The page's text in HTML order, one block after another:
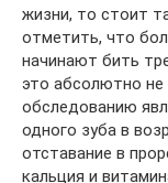
жизни, то стоит
отметить, что
начинают бить
это абсолютно не
обследованию
одного зуба в
отставание в
кальция и